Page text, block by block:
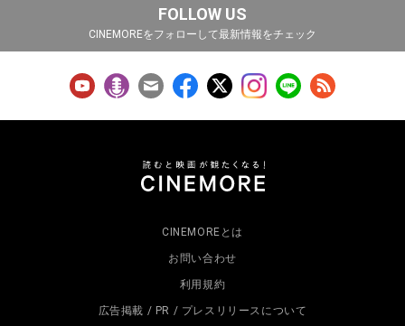
FOLLOW US
CINEMOREをフォローして最新情報をチェック
CINEMOREとは
お問い合わせ
利用規約
広告掲載 / PR / プレスリリースについて